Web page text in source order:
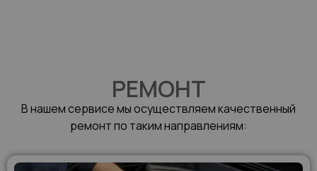
РЕМОНТ
В нашем сервисе мы осуществляем качественный
ремонт по таким направлениям: